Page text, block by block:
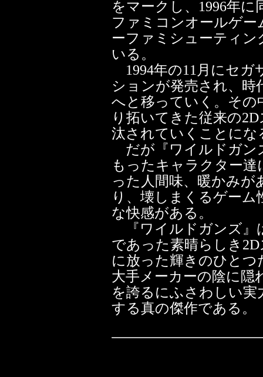
をマークし、1996年
ファミコンオールゲー
ーファミシューティン
いる。
1994年の11月にセガ
ションが発売され、時
へと移っていく。その
り拓いてきた従来の
汰されていくことにな
だが『ワイルドガン
もったキャラクター
った人間味、暖かみ
り、壊しまくるゲーム
な快感がある。
『ワイルドガンズ』
であった素晴らしき
に放った輝きのひとつ
大手メーカーの陰に隠
を誇るにふさわしい
する真の傑作である。